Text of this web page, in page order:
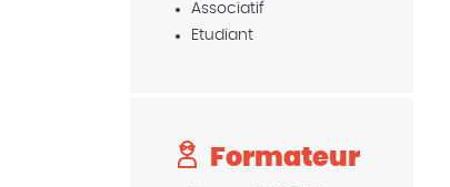
Associatif
Etudiant
Formateur